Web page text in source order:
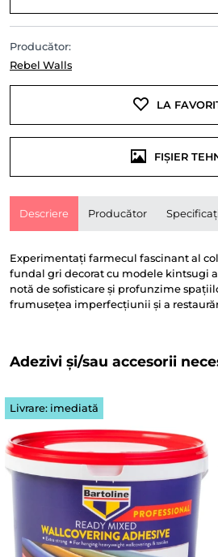
Producător:
Rebel Walls
LA
FIȘIER
Descriere Producător
Experimentați farmecul fascinant al
fundal gri decorat cu modele kintsugi
notă de sofisticare și profunzime
frumusețea imperfecțiunii și a
Adezivi și/sau accesorii
Livrare: imediată